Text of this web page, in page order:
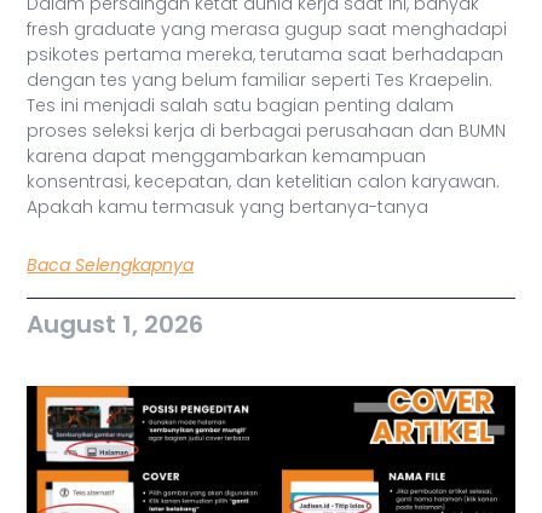
fresh graduate yang merasa gugup saat menghadapi
psikotes pertama mereka, terutama saat berhadapan
dengan tes yang belum familiar seperti Tes Kraepelin.
Tes ini menjadi salah satu bagian penting dalam
proses seleksi kerja di berbagai perusahaan dan BUMN
karena dapat menggambarkan kemampuan
konsentrasi, kecepatan, dan ketelitian calon karyawan.
Apakah kamu termasuk yang bertanya-tanya
Baca Selengkapnya
August 1, 2026